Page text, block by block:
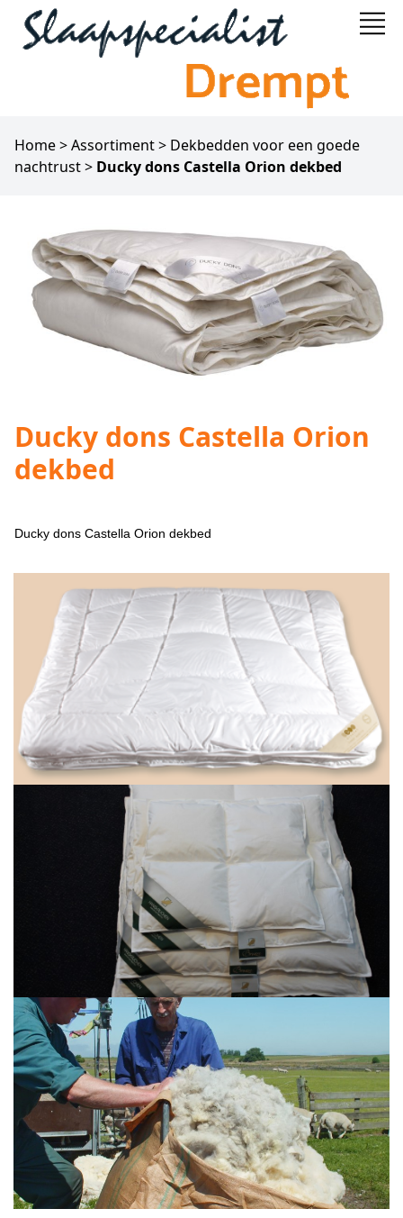
Home>Assortiment> Dekbedden voor een goede
nachtrust> Ducky dons Castella Orion dekbed
Ducky dons Castella Orion
dekbed
Ducky dons Castella Orion dekbed